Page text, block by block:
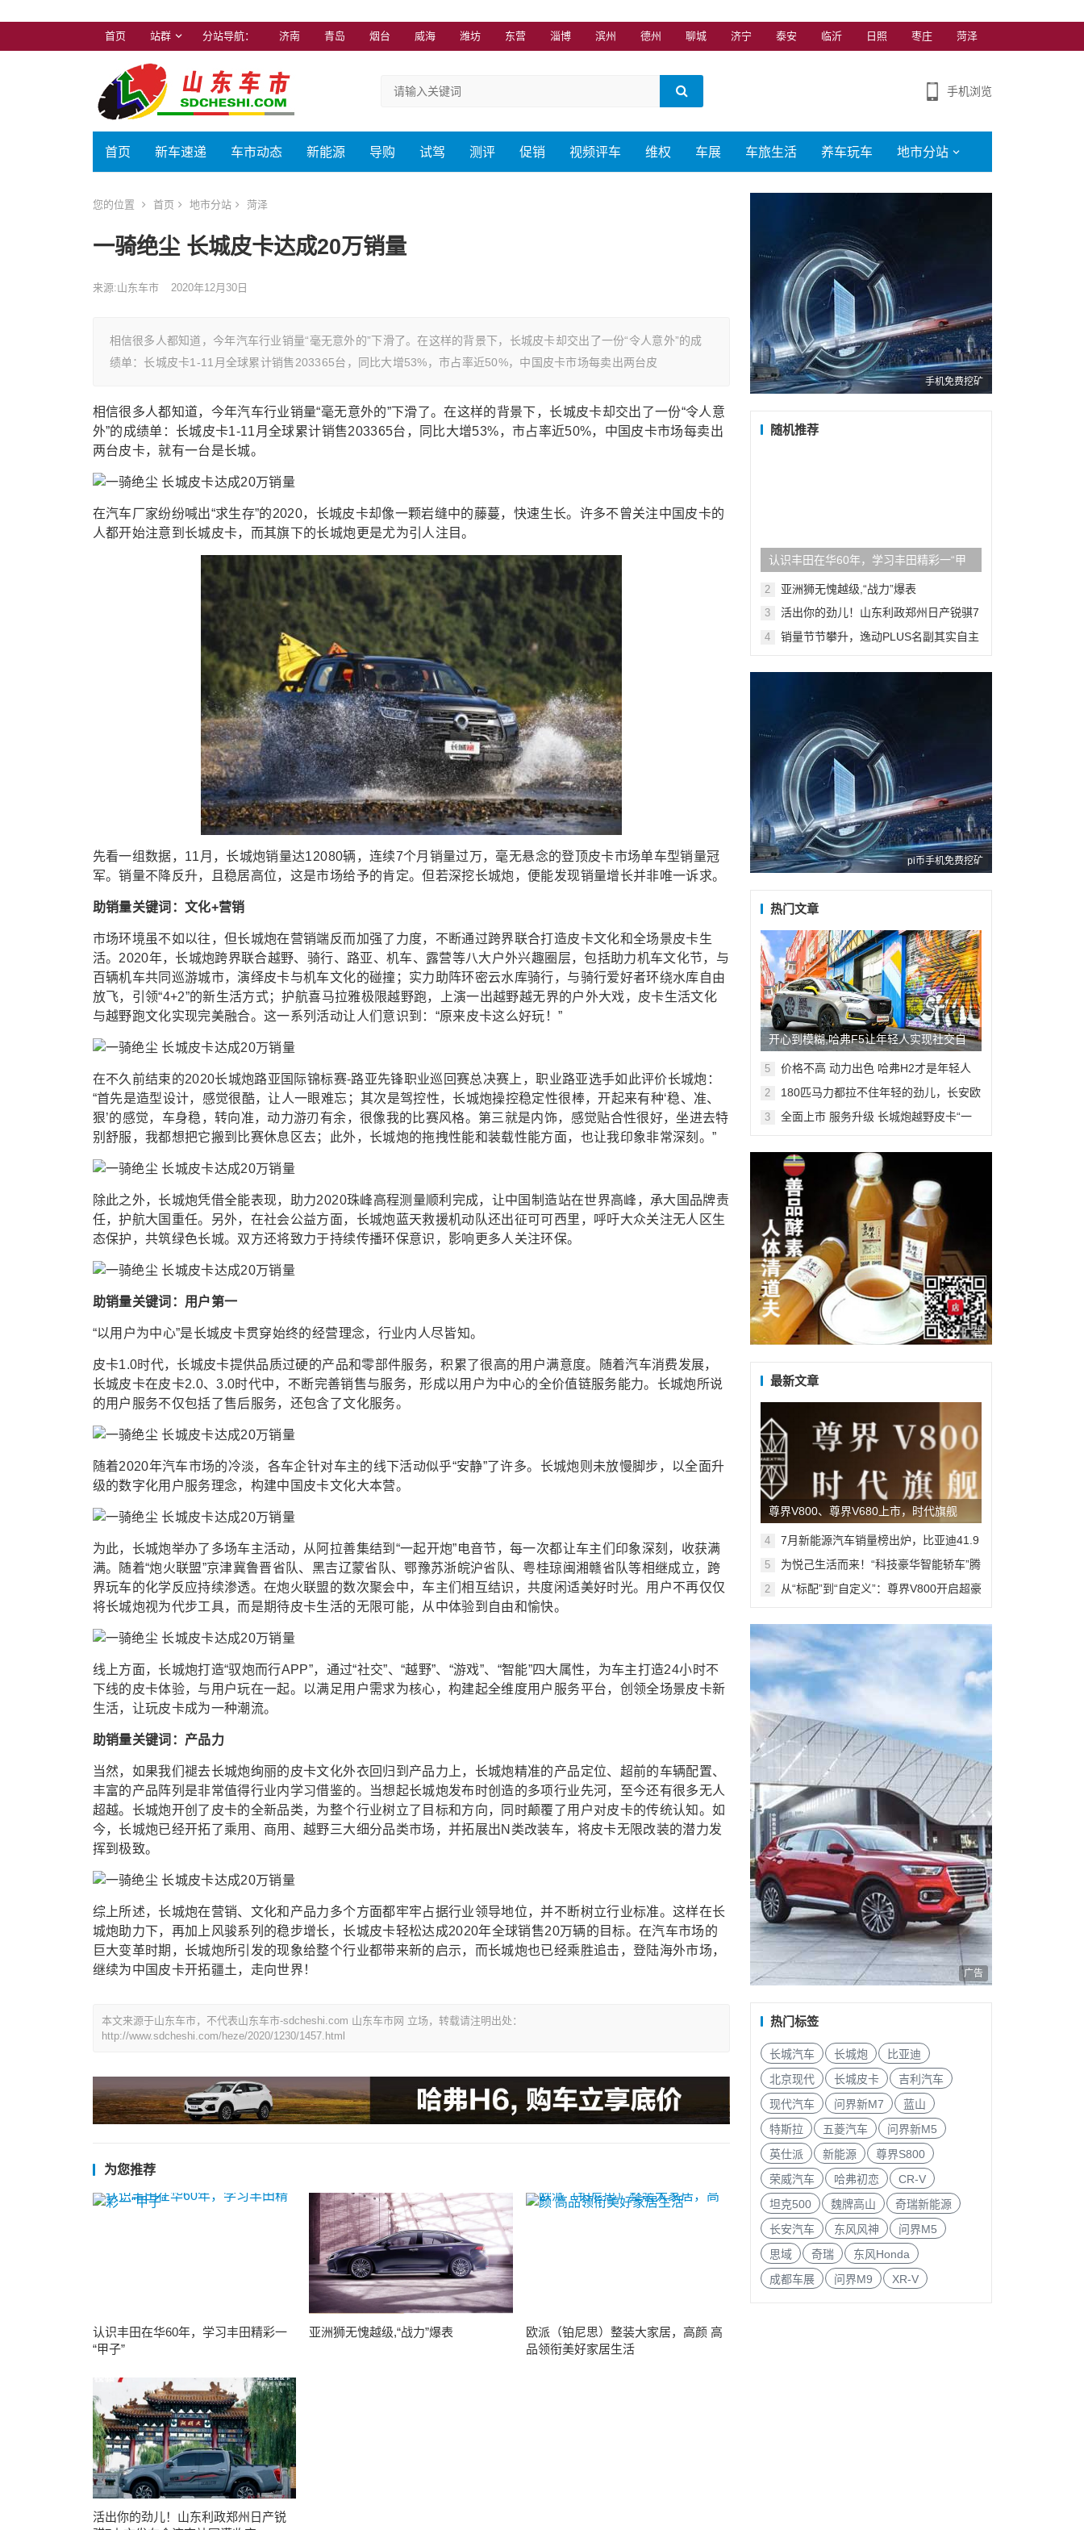
首页 站群 分站导航： 济南 青岛 烟台 威海 潍坊 东营 淄博 滨州 德州 聊城 济宁 泰安 临沂 日照 枣庄 菏泽
手机浏览
首页 新车速递 车市动态 新能源 导购 试驾 测评 促销 视频评车 维权 车展 车旅生活 养车玩车 地市分站
您的位置 首页 地市分站 菏泽
一骑绝尘 长城皮卡达成20万销量
来源:山东车市 2020年12月30日
相信很多人都知道，今年汽车行业销量“毫无意外的”下滑了。在这样的背景下，长城皮卡却交出了一份“令人意外”的成
绩单：长城皮卡1-11月全球累计销售203365台，同比大增53%，市占率近50%，中国皮卡市场每卖出两台皮
相信很多人都知道，今年汽车行业销量“毫无意外的”下滑了。在这样的背景下，长城皮卡却交出了一份“令人意
外”的成绩单：长城皮卡1-11月全球累计销售203365台，同比大增53%，市占率近50%，中国皮卡市场每卖出
两台皮卡，就有一台是长城。
在汽车厂家纷纷喊出“求生存”的2020，长城皮卡却像一颗岩缝中的藤蔓，快速生长。许多不曾关注中国皮卡的
人都开始注意到长城皮卡，而其旗下的长城炮更是尤为引人注目。
先看一组数据，11月，长城炮销量达12080辆，连续7个月销量过万，毫无悬念的登顶皮卡市场单车型销量冠
军。销量不降反升，且稳居高位，这是市场给予的肯定。但若深挖长城炮，便能发现销量增长并非唯一诉求。
助销量关键词：文化+营销
市场环境虽不如以往，但长城炮在营销端反而加强了力度，不断通过跨界联合打造皮卡文化和全场景皮卡生
活。2020年，长城炮跨界联合越野、骑行、路亚、机车、露营等八大户外兴趣圈层，包括助力机车文化节，与
百辆机车共同巡游城市，演绎皮卡与机车文化的碰撞；实力助阵环密云水库骑行，与骑行爱好者环绕水库自由
放飞，引领“4+2”的新生活方式；护航喜马拉雅极限越野跑，上演一出越野越无界的户外大戏，皮卡生活文化
与越野跑文化实现完美融合。这一系列活动让人们意识到：“原来皮卡这么好玩！”
在不久前结束的2020长城炮路亚国际锦标赛-路亚先锋职业巡回赛总决赛上，职业路亚选手如此评价长城炮：
“首先是造型设计，感觉很酷，让人一眼难忘；其次是驾控性，长城炮操控稳定性很棒，开起来有种‘稳、准、
狠’的感觉，车身稳，转向准，动力游刃有余，很像我的比赛风格。第三就是内饰，感觉贴合性很好，坐进去特
别舒服，我都想把它搬到比赛休息区去；此外，长城炮的拖拽性能和装载性能方面，也让我印象非常深刻。”
除此之外，长城炮凭借全能表现，助力2020珠峰高程测量顺利完成，让中国制造站在世界高峰，承大国品牌责
任，护航大国重任。另外，在社会公益方面，长城炮蓝天救援机动队还出征可可西里，呼吁大众关注无人区生
态保护，共筑绿色长城。双方还将致力于持续传播环保意识，影响更多人关注环保。
助销量关键词：用户第一
“以用户为中心”是长城皮卡贯穿始终的经营理念，行业内人尽皆知。
皮卡1.0时代，长城皮卡提供品质过硬的产品和零部件服务，积累了很高的用户满意度。随着汽车消费发展，
长城皮卡在皮卡2.0、3.0时代中，不断完善销售与服务，形成以用户为中心的全价值链服务能力。长城炮所说
的用户服务不仅包括了售后服务，还包含了文化服务。
随着2020年汽车市场的冷淡，各车企针对车主的线下活动似乎“安静”了许多。长城炮则未放慢脚步，以全面升
级的数字化用户服务理念，构建中国皮卡文化大本营。
为此，长城炮举办了多场车主活动，从阿拉善集结到“一起开炮”电音节，每一次都让车主们印象深刻，收获满
满。随着“炮火联盟”京津冀鲁晋省队、黑吉辽蒙省队、鄂豫苏浙皖沪省队、粤桂琼闽湘赣省队等相继成立，跨
界玩车的化学反应持续渗透。在炮火联盟的数次聚会中，车主们相互结识，共度闲适美好时光。用户不再仅仅
将长城炮视为代步工具，而是期待皮卡生活的无限可能，从中体验到自由和愉快。
线上方面，长城炮打造“驭炮而行APP”，通过“社交”、“越野”、“游戏”、“智能”四大属性，为车主打造24小时不
下线的皮卡体验，与用户玩在一起。以满足用户需求为核心，构建起全维度用户服务平台，创领全场景皮卡新
生活，让玩皮卡成为一种潮流。
助销量关键词：产品力
当然，如果我们褪去长城炮绚丽的皮卡文化外衣回归到产品力上，长城炮精准的产品定位、超前的车辆配置、
丰富的产品阵列是非常值得行业内学习借鉴的。当想起长城炮发布时创造的多项行业先河，至今还有很多无人
超越。长城炮开创了皮卡的全新品类，为整个行业树立了目标和方向，同时颠覆了用户对皮卡的传统认知。如
今，长城炮已经开拓了乘用、商用、越野三大细分品类市场，并拓展出N类改装车，将皮卡无限改装的潜力发
挥到极致。
综上所述，长城炮在营销、文化和产品力多个方面都牢牢占据行业领导地位，并不断树立行业标准。这样在长
城炮助力下，再加上风骏系列的稳步增长，长城皮卡轻松达成2020年全球销售20万辆的目标。在汽车市场的
巨大变革时期，长城炮所引发的现象给整个行业都带来新的启示，而长城炮也已经乘胜追击，登陆海外市场，
继续为中国皮卡开拓疆土，走向世界！
本文来源于山东车市，不代表山东车市-sdcheshi.com 山东车市网 立场，转载请注明出处：
http://www.sdcheshi.com/heze/2020/1230/1457.html
为您推荐
认识丰田在华60年，学习丰田精彩一
“甲子”
亚洲狮无愧越级,“战力”爆表
欧派（铂尼思）整装大家居，高颜 高
品领衔美好家居生活
活出你的劲儿！山东利政郑州日产锐
手机免费挖矿
随机推荐
认识丰田在华60年，学习丰田精彩一“甲
子”
2 亚洲狮无愧越级,“战力”爆表
3
活出你的劲儿！山东利政郑州日产锐骐7
4
销量节节攀升，逸动PLUS名副其实自主
pi币手机免费挖矿
热门文章
开心到模糊,哈弗F5让年轻人实现社交自
由
5
价格不高 动力出色 哈弗H2才是年轻人
2
180匹马力都拉不住年轻的劲儿，长安欧
3
全面上市 服务升级 长城炮越野皮卡“一
广告
最新文章
尊界V800、尊界V680上市，时代旗舰
MPV开启全维奢适新境
4
7月新能源汽车销量榜出炉，比亚迪41.9
5
为悦己生活而来！“科技豪华智能轿车”腾
2
从“标配”到“自定义”：尊界V800开启超豪
广告
热门标签
长城汽车 长城炮
比亚迪
北京现代
长城皮卡
吉利汽车
现代汽车
问界新M7
蓝山
特斯拉
五菱汽车
问界新M5
英仕派
新能源
尊界S800
荣威汽车
哈弗初恋
CR-V
坦克500
魏牌高山
奇瑞新能源
长安汽车
东风风神
问界M5
思域
奇瑞
东风Honda
成都车展
问界M9 XR-V